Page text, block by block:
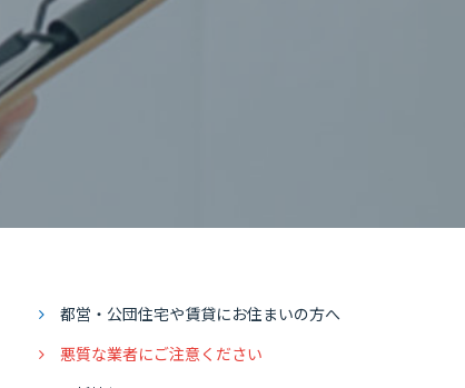
都営・公団住宅や賃貸にお住まいの方へ
悪質な業者にご注意ください